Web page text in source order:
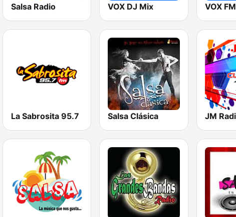
Salsa Radio VOX DJ Mix VOX FM
La Sabrosita 95.7 Salsa Clásica